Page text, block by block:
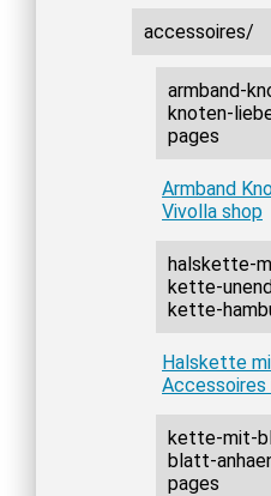
accessoires/
armband-
knoten-
pages
Armband
Vivolla shop
halskette-
kette-
kette-
Halskette
Accessoires
kette-mit-
blatt-
pages